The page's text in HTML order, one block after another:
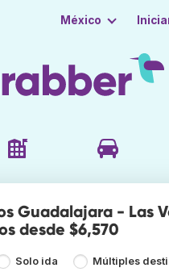
México
Guadalajara - Las
desde $6,570
Solo ida Múltiples